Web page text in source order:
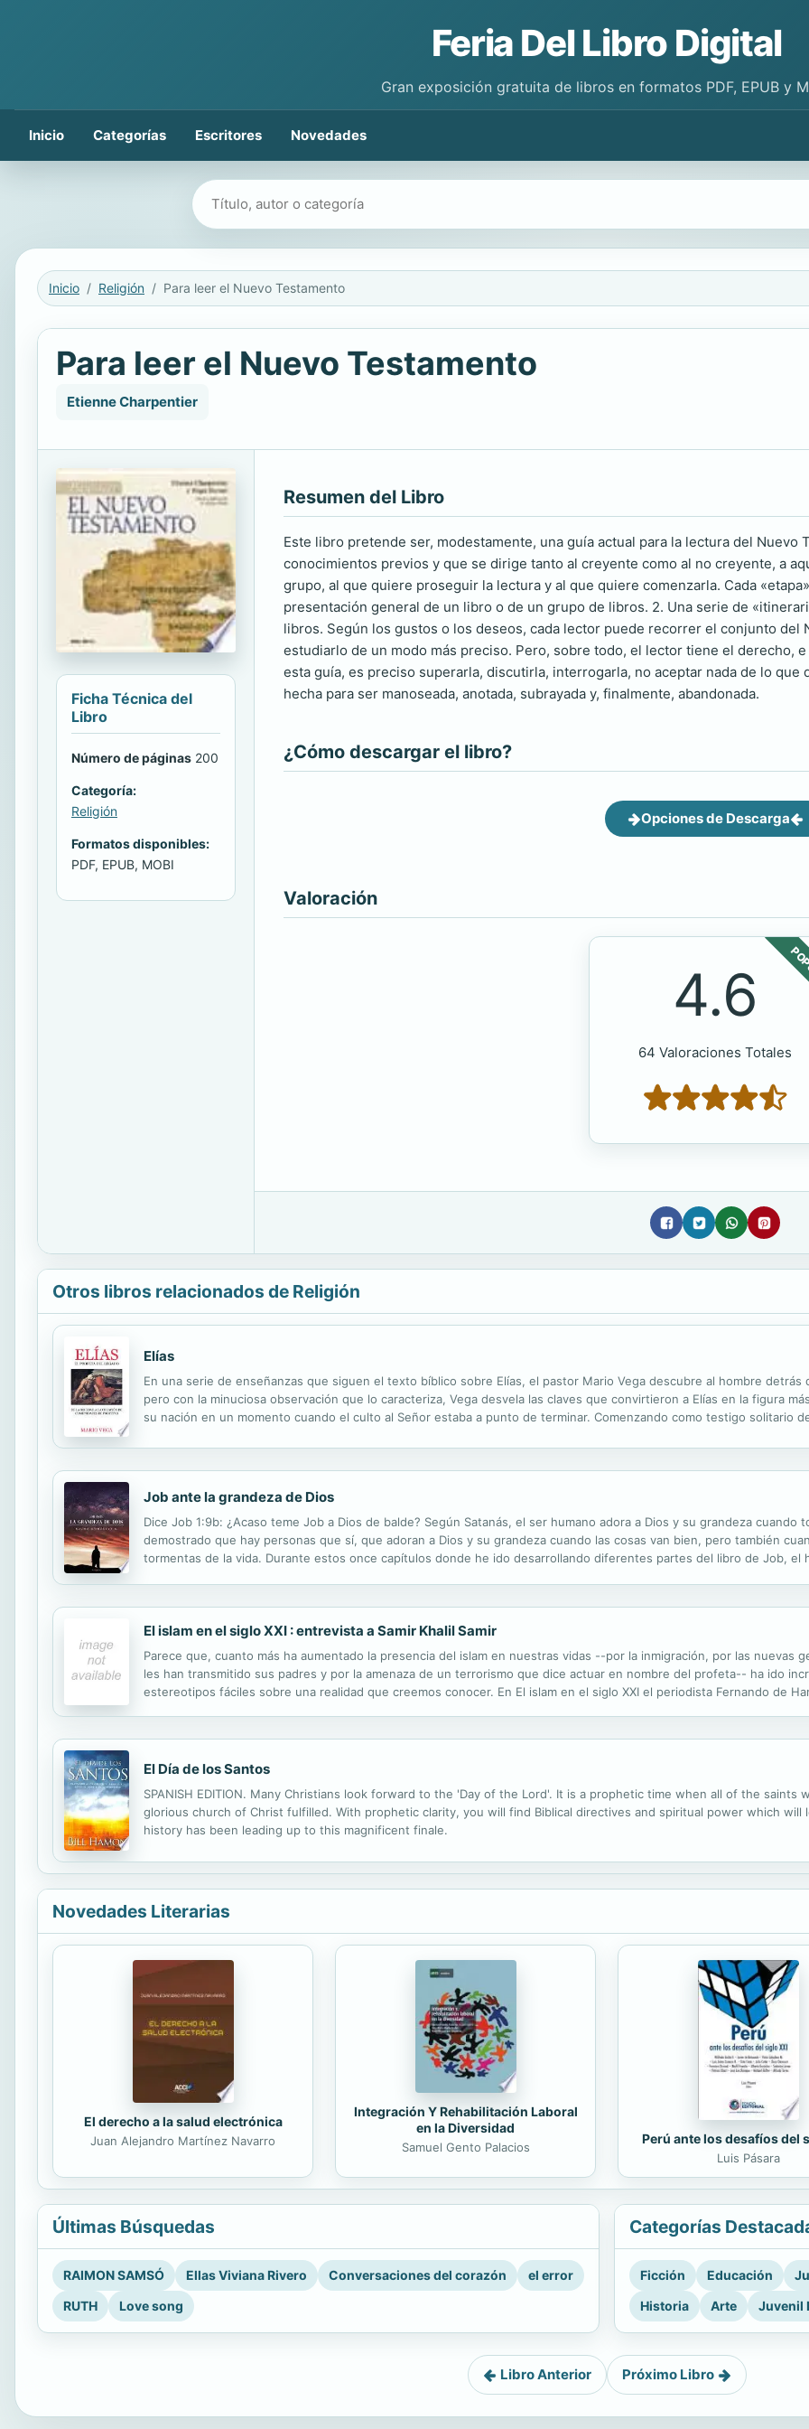
Feria Del Libro Digital
Gran exposición gratuita de libros en formatos PDF, EPUB y
Inicio Categorías Escritores Novedades
Buscar libros
Inicio Religión Para leer el Nuevo Testamento
Para leer el Nuevo Testamento
Etienne Charpentier
Ficha Técnica del
Libro
Número de páginas 200
Categoría:
Religión
Formatos disponibles:
PDF, EPUB, MOBI
Resumen del Libro
Este libro pretende ser, modestamente, una guía actual para la lectura del Nuevo
conocimientos previos y que se dirige tanto al creyente como al no creyente, a
grupo, al que quiere proseguir la lectura y al que quiere comenzarla. Cada
presentación general de un libro o de un grupo de libros. 2. Una serie de
libros. Según los gustos o los deseos, cada lector puede recorrer el conjunto
estudiarlo de un modo más preciso. Pero, sobre todo, el lector tiene el derecho,
esta guía, es preciso superarla, discutirla, interrogarla, no aceptar nada de lo
hecha para ser manoseada, anotada, subrayada y, finalmente, abandonada.
¿Cómo descargar el libro?
Opciones de Descarga
Valoración
4.6
64 Valoraciones Totales
Otros libros relacionados de Religión
Elías
En una serie de enseñanzas que siguen el texto bíblico sobre Elías, el pastor Mario Vega descubre al hombre
pero con la minuciosa observación que lo caracteriza, Vega desvela las claves que convirtieron a Elías en la figura
su nación en un momento cuando el culto al Señor estaba a punto de terminar. Comenzando como testigo solitario
Job ante la grandeza de Dios
Dice Job 1:9b: ¿Acaso teme Job a Dios de balde? Según Satanás, el ser humano adora a Dios y su grandeza cuando
demostrado que hay personas que sí, que adoran a Dios y su grandeza cuando las cosas van bien, pero también
tormentas de la vida. Durante estos once capítulos donde he ido desarrollando diferentes partes del libro de Job, el
El islam en el siglo XXI : entrevista a Samir Khalil Samir
Parece que, cuanto más ha aumentado la presencia del islam en nuestras vidas --por la inmigración, por las nuevas
les han transmitido sus padres y por la amenaza de un terrorismo que dice actuar en nombre del profeta-- ha ido
estereotipos fáciles sobre una realidad que creemos conocer. En El islam en el siglo XXI el periodista Fernando de
El Día de los Santos
SPANISH EDITION. Many Christians look forward to the 'Day of the Lord'. It is a prophetic time when all of the
glorious church of Christ fulfilled. With prophetic clarity, you will find Biblical directives and spiritual power which
history has been leading up to this magnificent finale.
Novedades Literarias
El derecho a la salud electrónica
Juan Alejandro Martínez Navarro
Integración Y Rehabilitación Laboral
en la Diversidad
Samuel Gento Palacios
Perú ante los desafíos del
Luis Pásara
Últimas Búsquedas
RAIMON SAMSÓ Ellas Viviana Rivero Conversaciones del corazón
el error
RUTH
Love song
Categorías
Ficción Educación
Historia
Arte Juvenil
Libro Anterior Próximo Libro